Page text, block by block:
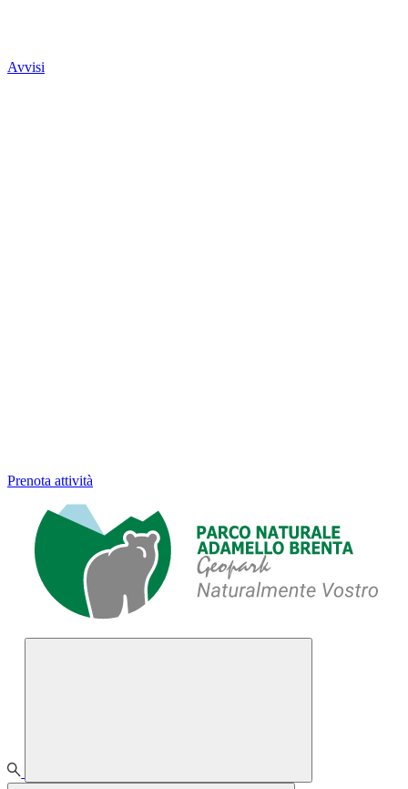
Avvisi
Prenota attività